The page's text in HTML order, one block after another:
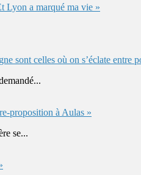
Lyon a marqué ma vie »
sont celles où on s’éclate entre
proposition à Aulas »
se...